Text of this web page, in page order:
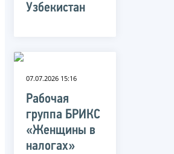
Узбекистан
07.07.2026 15:16
Рабочая
группа БРИКС
«Женщины в
налогах»